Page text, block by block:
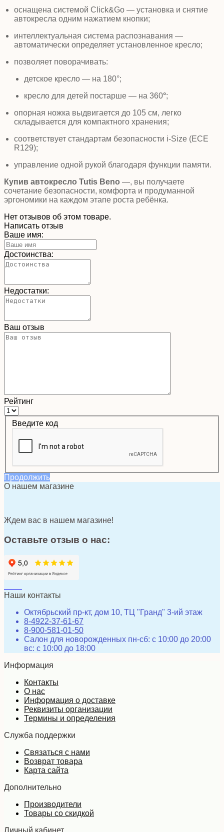
оснащена системой Click&Go — установка и снятие
автокресла одним нажатием кнопки;
интеллектуальная система распознавания —
автоматически определяет установленное кресло;
позволяет поворачивать:
детское кресло — на 180°;
кресло для детей постарше — на 360°;
опорная ножка выдвигается до 105 см, легко
складывается для компактного хранения;
соответствует стандартам безопасности i-Size (ECE
R129);
управление одной рукой благодаря функции памяти.
Купив автокресло Tutis Beno —, вы получаете
сочетание безопасности, комфорта и продуманной
эргономики на каждом этапе роста ребёнка.
Нет отзывов об этом товаре.
Написать отзыв
Ваше имя:
Достоинства:
Недостатки:
Ваш отзыв
Рейтинг
Введите код
Продолжить
О нашем магазине
Ждем вас в нашем магазине!
Оставьте отзыв о нас:
Наши контакты
Октябрьский пр-кт, дом 10, ТЦ "Гранд" 3-ий этаж
8-4922-37-61-67
8-900-581-01-50
Салон для новорожденных пн-сб: с 10:00 до 20:00
вс: с 10:00 до 18:00
Информация
Контакты
О нас
Информация о доставке
Реквизиты организации
Термины и определения
Служба поддержки
Связаться с нами
Возврат товара
Карта сайта
Дополнительно
Производители
Товары со скидкой
Личный кабинет